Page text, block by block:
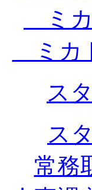
ミカ
ミカ
ス
ス
常務